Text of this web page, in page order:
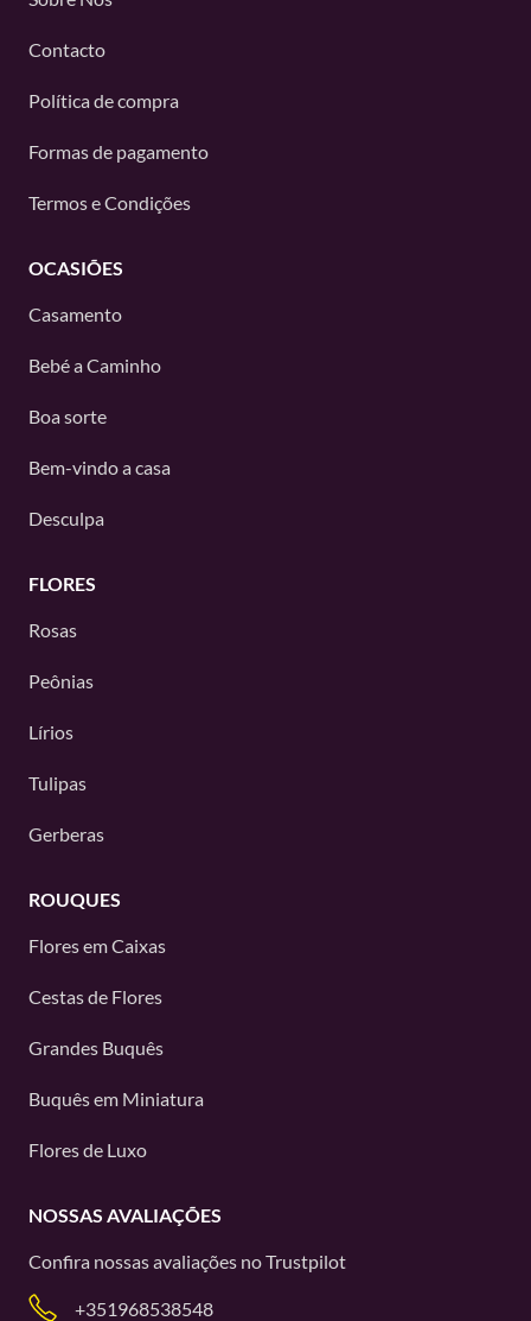
Contacto
Política de compra
Formas de pagamento
Termos e Condições
OCASIÕES
Casamento
Bebé a Caminho
Boa sorte
Bem-vindo a casa
Desculpa
FLORES
Rosas
Peônias
Lírios
Tulipas
Gerberas
ROUQUES
Flores em Caixas
Cestas de Flores
Grandes Buquês
Buquês em Miniatura
Flores de Luxo
NOSSAS AVALIAÇÕES
Confira nossas avaliações noTrustpilot
+351968538548